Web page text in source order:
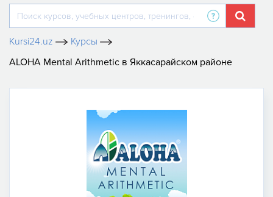
Kursi24.uz
Курсы
ALOHA Mental Arithmetic в Яккасарайском районе